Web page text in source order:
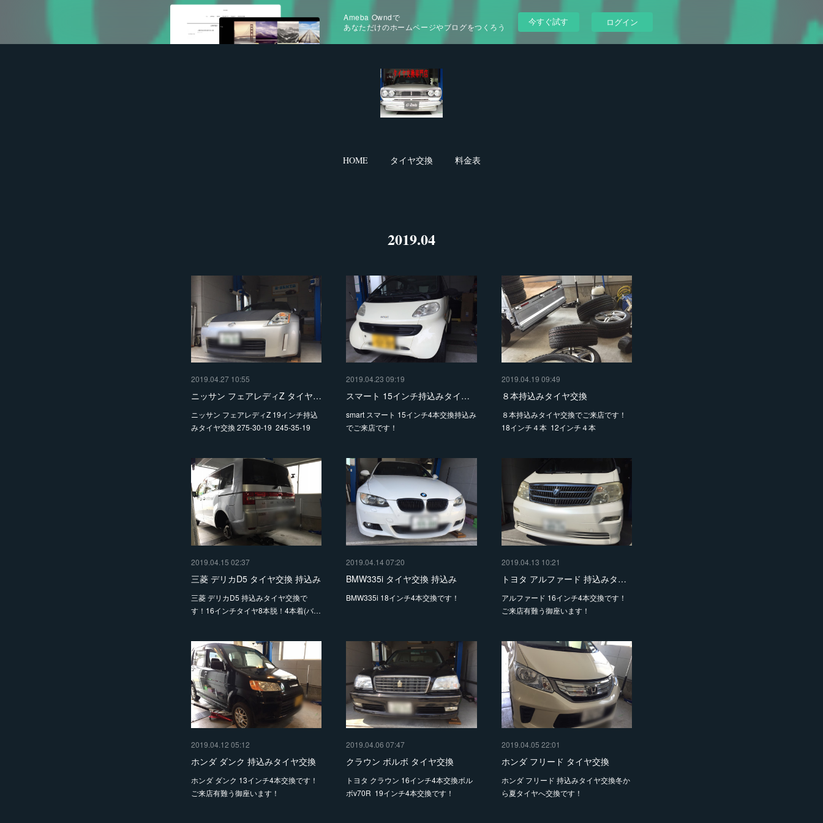
Ameba Owndで
あなただけのホームページやブログをつくろう
今すぐ試す ログイン
HOME タイヤ交換 料金表
2019.04
2019.04.27 10:55
ニッサン フェアレディZ タイヤ…
ニッサン フェアレディZ 19インチ持込
みタイヤ交換 275-30-19 245-35-19
2019.04.23 09:19
スマート 15インチ持込みタイ…
smart スマート 15インチ4本交換持込み
でご来店です！
2019.04.19 09:49
８本持込みタイヤ交換
８本持込みタイヤ交換でご来店です！
18インチ４本 12インチ４本
2019.04.15 02:37
三菱 デリカD5 タイヤ交換 持込み
三菱 デリカD5 持込みタイヤ交換で
す！16インチタイヤ8本脱！4本着(バ…
2019.04.14 07:20
BMW335i タイヤ交換 持込み
BMW335i 18インチ4本交換です！
2019.04.13 10:21
トヨタ アルファード 持込みタ…
アルファード 16インチ4本交換です！
ご来店有難う御座います！
2019.04.12 05:12
ホンダ ダンク 持込みタイヤ交換
ホンダ ダンク 13インチ4本交換です！
ご来店有難う御座います！
2019.04.06 07:47
クラウン ボルボ タイヤ交換
トヨタ クラウン 16インチ4本交換ボル
ボv70R 19インチ4本交換です！
2019.04.05 22:01
ホンダ フリード タイヤ交換
ホンダ フリード 持込みタイヤ交換冬か
ら夏タイヤへ交換です！